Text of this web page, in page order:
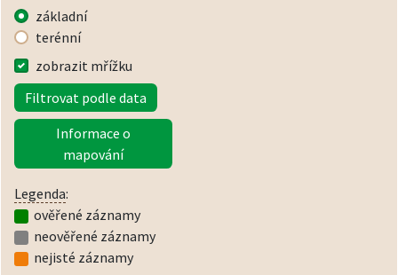
základní
terénní
zobrazit mřížku
Filtrovat podle data
Informace o
mapování
Legenda:
ověřené záznamy
neověřené záznamy
nejisté záznamy